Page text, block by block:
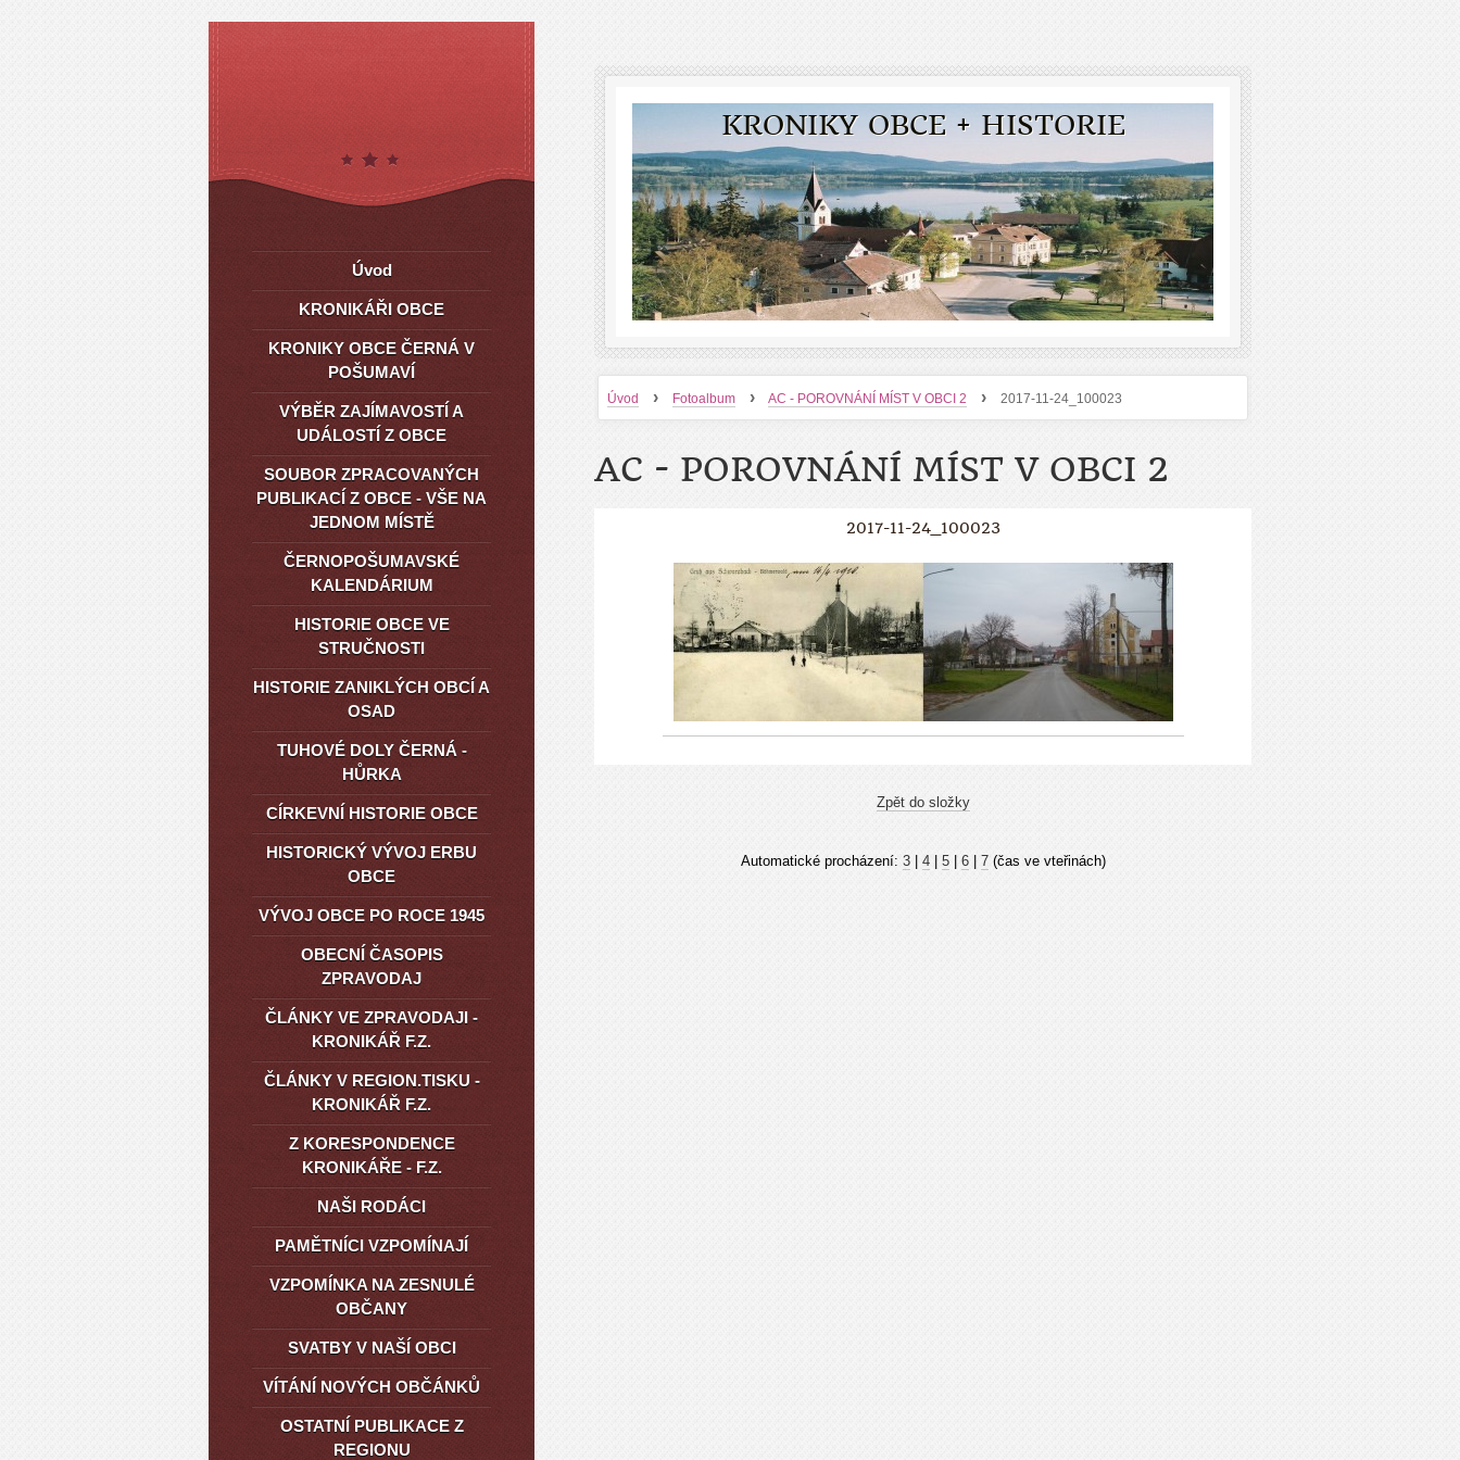
KRONIKY OBCE + HISTORIE
Úvod › Fotoalbum › AC - POROVNÁNÍ MÍST V OBCI 2 › 2017-11-24_100023
AC - POROVNÁNÍ MÍST V OBCI 2
2017-11-24_100023
Zpět do složky
Automatické procházení: 3| 4| 5| 6| 7(čas ve vteřinách)
Úvod
KRONIKÁŘI OBCE
KRONIKY OBCE ČERNÁ V
POŠUMAVÍ
VÝBĚR ZAJÍMAVOSTÍ A
UDÁLOSTÍ Z OBCE
SOUBOR ZPRACOVANÝCH
PUBLIKACÍ Z OBCE - VŠE NA
JEDNOM MÍSTĚ
ČERNOPOŠUMAVSKÉ
KALENDÁRIUM
HISTORIE OBCE VE
STRUČNOSTI
HISTORIE ZANIKLÝCH OBCÍ A
OSAD
TUHOVÉ DOLY ČERNÁ -
HŮRKA
CÍRKEVNÍ HISTORIE OBCE
HISTORICKÝ VÝVOJ ERBU
OBCE
VÝVOJ OBCE PO ROCE 1945
OBECNÍ ČASOPIS
ZPRAVODAJ
ČLÁNKY VE ZPRAVODAJI -
KRONIKÁŘ F.Z.
ČLÁNKY V REGION.TISKU -
KRONIKÁŘ F.Z.
Z KORESPONDENCE
KRONIKÁŘE - F.Z.
NAŠI RODÁCI
PAMĚTNÍCI VZPOMÍNAJÍ
VZPOMÍNKA NA ZESNULÉ
OBČANY
SVATBY V NAŠÍ OBCI
VÍTÁNÍ NOVÝCH OBČÁNKŮ
OSTATNÍ PUBLIKACE Z
REGIONU